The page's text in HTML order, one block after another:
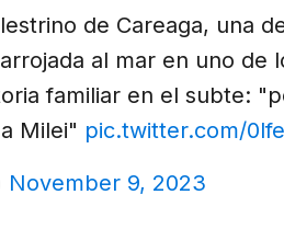
de Careaga, una
al mar en uno de
familiar en el subte:
Milei" pic.twitter.com/
November 9, 2023